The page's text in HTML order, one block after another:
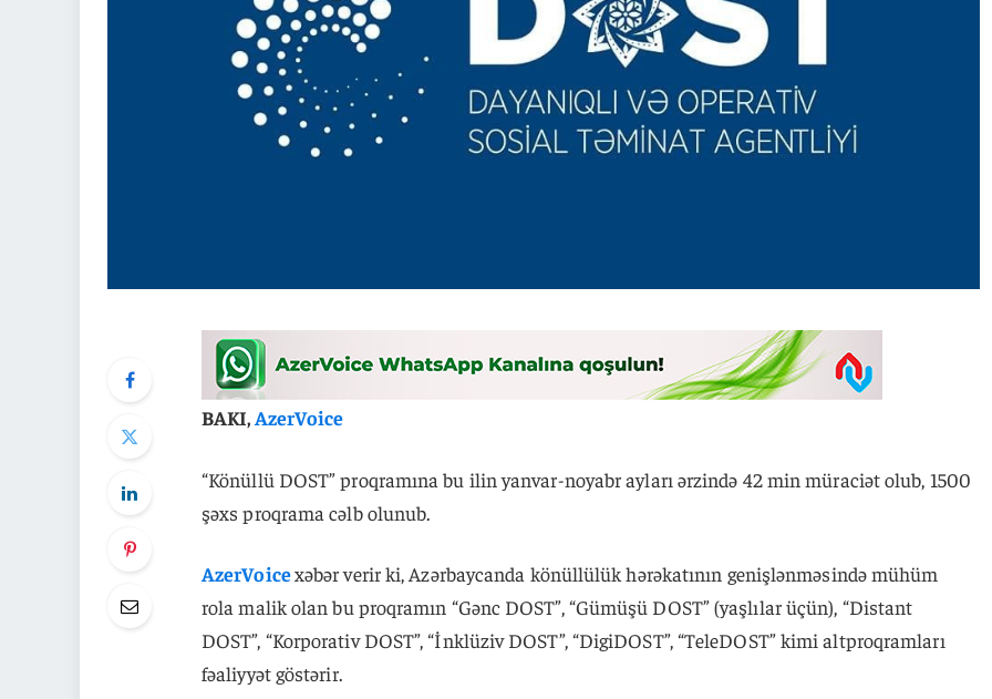
BAKI,AzerVoice
“Könüllü DOST” proqramına bu ilin yanvar-noyabr ayları ərzində 42 min müraciət olub, 1500
şəxs proqrama cəlb olunub.
AzerVoicexəbər verir ki, Azərbaycanda könüllülük hərəkatının genişlənməsində mühüm
rola malik olan bu proqramın “Gənc DOST”, “Gümüşü DOST” (yaşlılar üçün), “Distant
DOST”, “Korporativ DOST”, “İnklüziv DOST”, “DigiDOST”, “TeleDOST” kimi altproqramları
fəaliyyət göstərir.